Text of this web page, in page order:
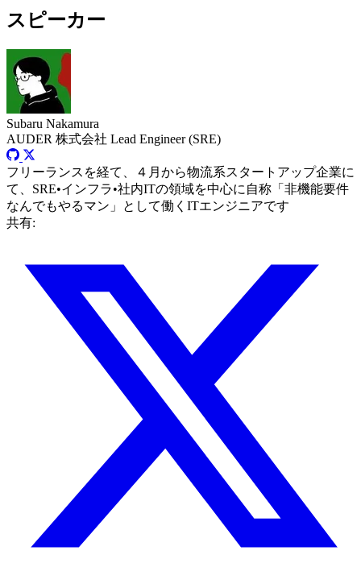
スピーカー
Subaru Nakamura
AUDER 株式会社 Lead Engineer (SRE)
フリーランスを経て、４月から物流系スタートアップ企業に
て、SRE•インフラ•社内ITの領域を中心に自称「非機能要件
なんでもやるマン」として働くITエンジニアです
共有: